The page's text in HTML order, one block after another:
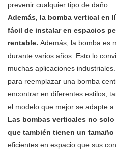
prevenir cualquier tipo de daño.
Además, la bomba vertical en
fácil de instalar en espacios
rentable. Además, la bomba es
durante varios años. Esto lo
muchas aplicaciones
para reemplazar una bomba
encontrar en diferentes estilos,
el modelo que mejor se adapte
Las bombas verticales no
que también tienen un tamaño
eficientes en espacio que sus